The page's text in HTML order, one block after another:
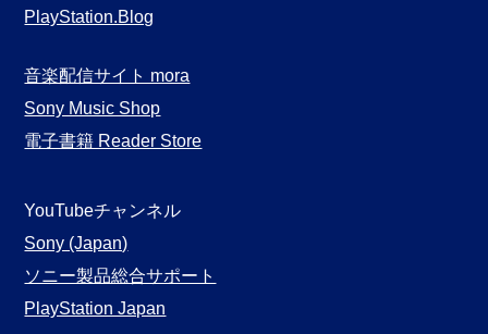
PlayStation.Blog
音楽配信サイト mora
Sony Music Shop
電子書籍 Reader Store
YouTubeチャンネル
Sony (Japan)
ソニー製品総合サポート
PlayStation Japan